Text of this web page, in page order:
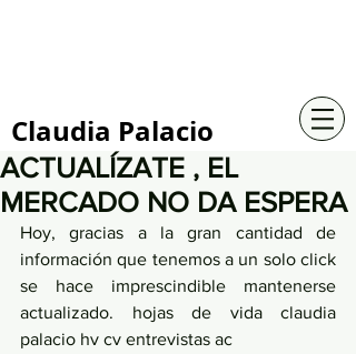
Claudia Palacio
ACTUALÍZATE , EL
MERCADO NO DA ESPERA
Hoy, gracias a la gran cantidad de
información que tenemos a un solo click
se hace imprescindible mantenerse
actualizado. hojas de vida claudia
palacio hv cv entrevistas ac